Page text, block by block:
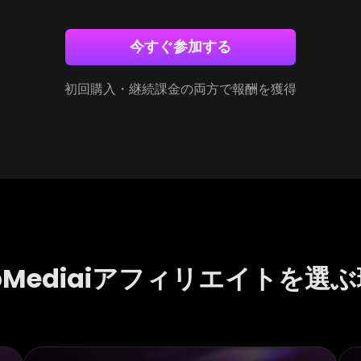
今すぐ参加する
初回購入・継続課金の両方で報酬を獲得
アフィリエイトを選